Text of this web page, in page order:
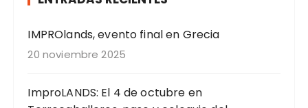
IMPROlands, evento final en Grecia
20 noviembre 2025
ImproLANDS: El 4 de octubre en